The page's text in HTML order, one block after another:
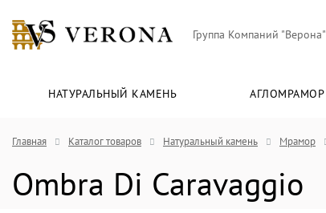
Группа Компаний "Верона"
НАТУРАЛЬНЫЙ КАМЕНЬ АГЛОМРАМОР
Главная Каталог товаров Натуральный камень Мрамор
Ombra Di Caravaggio